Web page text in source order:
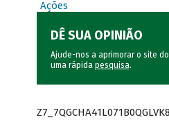
Ações
DÊ SUA OPINIÃO
Ajude-nos a aprimorar o site
uma rápida pesquisa.